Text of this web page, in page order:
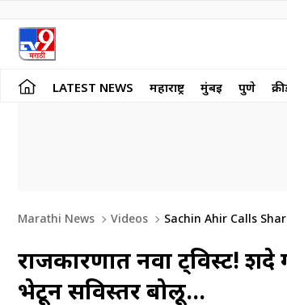
LATEST NEWS महाराष्ट्र मुंबई पुणे
Marathi News Videos
Sachin Ahir Calls
राजकारणात नवा ट्विस्ट!
भेटून सविस्तर बोलू…